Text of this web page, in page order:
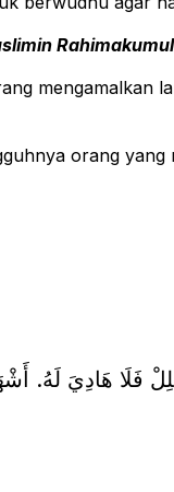
mengamalkan
orang
فَلَا هَادِيَ لَهُ.